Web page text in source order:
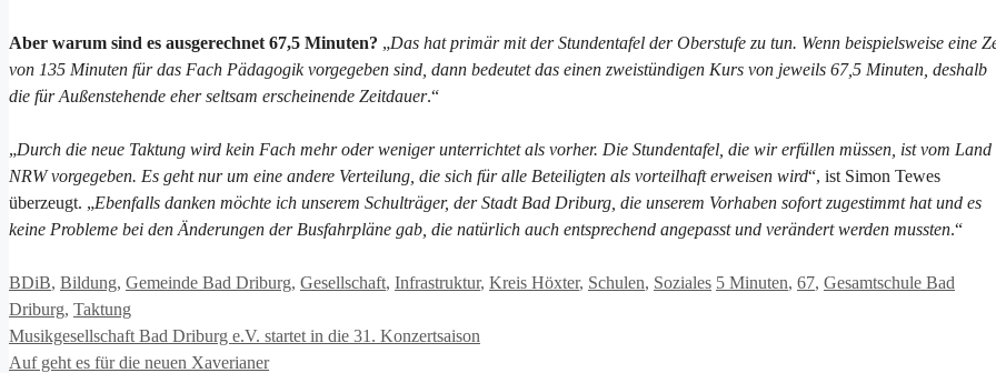
Aber warum sind es ausgerechnet 67,5 Minuten? „Das hat primär mit der Stundentafel der Oberstufe zu tun. Wenn beispielsweise eine
von 135 Minuten für das Fach Pädagogik vorgegeben sind, dann bedeutet das einen zweistündigen Kurs von jeweils 67,5 Minuten, deshalb
die für Außenstehende eher seltsam erscheinende Zeitdauer.“
„Durch die neue Taktung wird kein Fach mehr oder weniger unterrichtet als vorher. Die Stundentafel, die wir erfüllen müssen, ist vom Land
NRW vorgegeben. Es geht nur um eine andere Verteilung, die sich für alle Beteiligten als vorteilhaft erweisen wird“, ist Simon Tewes
überzeugt. „Ebenfalls danken möchte ich unserem Schulträger, der Stadt Bad Driburg, die unserem Vorhaben sofort zugestimmt hat und es
keine Probleme bei den Änderungen der Busfahrpläne gab, die natürlich auch entsprechend angepasst und verändert werden mussten.“
Kategorien
BDiB, Bildung, Gemeinde Bad Driburg, Gesellschaft, Infrastruktur, Kreis Höxter, Schulen, Soziales Schlagwörter
5 Minuten, 67, Gesamtschule Bad
Driburg, Taktung
Musikgesellschaft Bad Driburg e.V. startet in die 31. Konzertsaison
Auf geht es für die neuen Xaverianer